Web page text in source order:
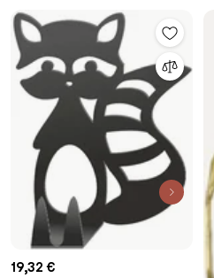
19,32 €